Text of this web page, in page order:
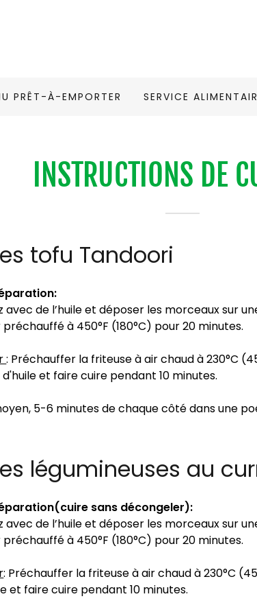
PRÊT-À-EMPORTER SERVICE
INSTRUCTIONS DE
tofu Tandoori
avec de l’huile et déposer les morceaux sur
à 450°F (180°C) pour 20 minutes.
: Préchauffer la friteuse à air chaud à 230°C
et faire cuire pendant 10 minutes.
5-6 minutes de chaque côté dans une
légumineuses au
sans décongeler):
avec de l’huile et déposer les morceaux sur
à 450°F (180°C) pour 20 minutes.
: Préchauffer la friteuse à air chaud à 230°C
et faire cuire pendant 10 minutes.